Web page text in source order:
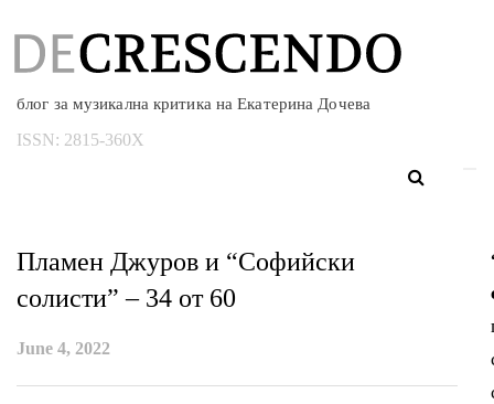
блог за музикална критика на Екатерина Дочева
ISSN: 2815-360X
Пламен Джуров и “Софийски
солисти” – 34 от 60
June 4, 2022